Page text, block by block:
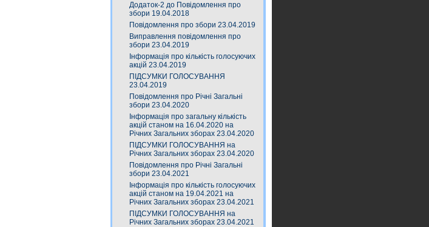
Додаток-2 до Повідомлення про
збори 19.04.2018
Повідомлення про збори 23.04.2019
Виправлення повідомлення про
збори 23.04.2019
Інформація про кількість голосуючих
акцій 23.04.2019
ПІДСУМКИ ГОЛОСУВАННЯ
23.04.2019
Повідомлення про Річні Загальні
збори 23.04.2020
Інформація про загальну кількість
акцій станом на 16.04.2020 на
Річних Загальних зборах 23.04.2020
ПІДСУМКИ ГОЛОСУВАННЯ на
Річних Загальних зборах 23.04.2020
Повідомлення про Річні Загальні
збори 23.04.2021
Інформація про кількість голосуючих
акцій станом на 19.04.2021 на
Річних Загальних зборах 23.04.2021
ПІДСУМКИ ГОЛОСУВАННЯ на
Річних Загальних зборах 23.04.2021